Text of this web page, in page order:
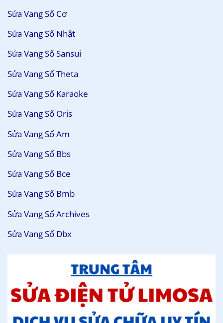
Sửa Vang Số Cơ
Sửa Vang Số Nhật
Sửa Vang Số Sansui
Sửa Vang Số Theta
Sửa Vang Số Karaoke
Sửa Vang Số Oris
Sửa Vang Số Am
Sửa Vang Số Bbs
Sửa Vang Số Bce
Sửa Vang Số Bmb
Sửa Vang Số Archives
Sửa Vang Số Dbx